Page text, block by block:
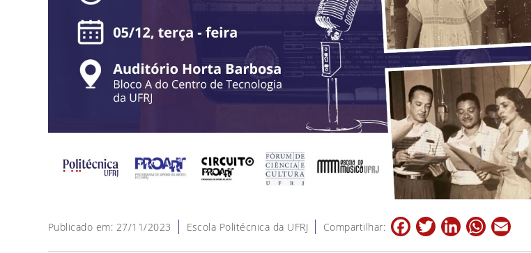
Publicado em: 27/11/2023 Escola Politécnica da UFRJ Compartilhar: FacebookTwitterLinkedInWhatsApp